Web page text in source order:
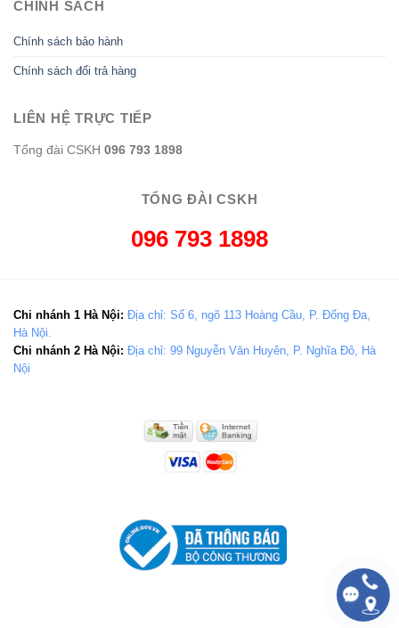
CHÍNH SÁCH
Chính sách bảo hành
Chính sách đổi trả hàng
LIÊN HỆ TRỰC TIẾP
Tổng đài CSKH 096 793 1898
TỔNG ĐÀI CSKH
096 793 1898
Chi nhánh 1 Hà Nội: Địa chỉ: Số 6, ngõ 113 Hoàng Cầu, P. Đống Đa,
Hà Nội.
Chi nhánh 2 Hà Nội: Địa chỉ: 99 Nguyễn Văn Huyên, P. Nghĩa Đô, Hà
Nội